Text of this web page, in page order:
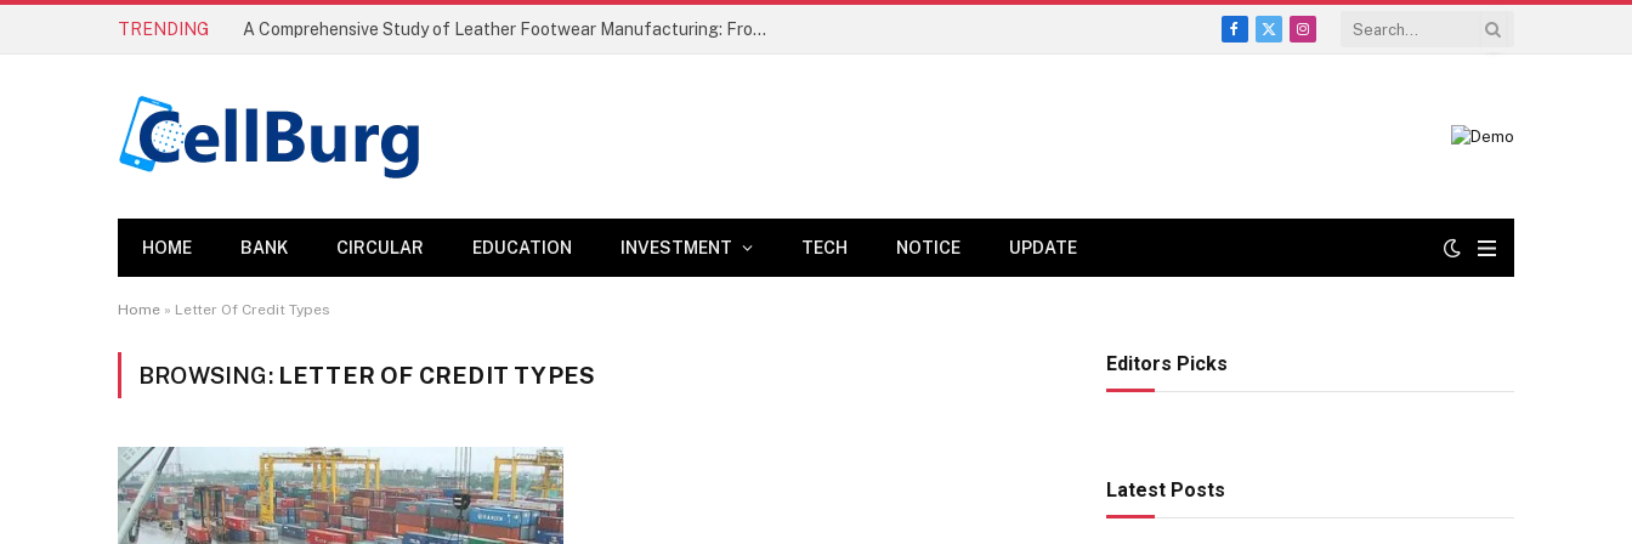
TRENDING A Comprehensive Study of Leather Footwear Manufacturing: From Raw Material Selection to Finished Product –
Facebook
X
Instagram
HOME BANK CIRCULAR EDUCATION INVESTMENT TECH NOTICE UPDATE
Home » Letter Of Credit Types
BROWSING: LETTER OF CREDIT TYPES Editors Picks
Latest Posts